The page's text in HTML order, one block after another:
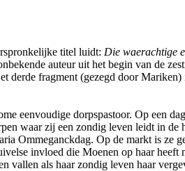
titel luidt: Die waerachtige
auteur uit het begin van de
derde fragment (gezegd door
eenvoudige dorpspastoor. Op een
waar zij een zondig leven leidt in
Ommeganckdag. Op de markt is ze
invloed die Moenen op haar heeft
als haar zondig leven haar